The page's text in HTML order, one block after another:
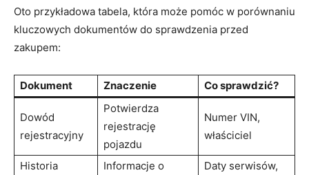
Oto przykładowa‍ tabela, która może pomóc w porównaniu
⁤kluczowych dokumentów ⁣do sprawdzenia ‌przed
zakupem:
Dokument Znaczenie Co sprawdzić?
Dowód
⁣rejestracyjny
Potwierdza
rejestrację
pojazdu
Numer⁣ VIN,⁢
właściciel
Historia
Informacje o
Daty serwisów,⁤